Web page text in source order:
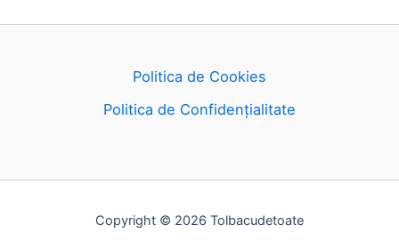
Politica de Cookies
Politica de Confidențialitate
Copyright © 2026 Tolbacudetoate